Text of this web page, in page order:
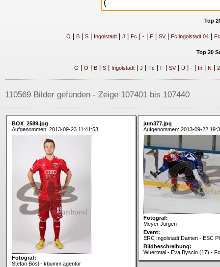
Top
O B| S| Ingolstadt| J Fc -| F| SV| Fc ingolstadt 04|
Top 20
G O B| S| Ingolstadt| J Fc F| SV| Ü| -| In| N 2
110569 Bilder gefunden - Zeige 107401 bis 107440
BOX_2589.jpg
Aufgenommen: 2013-09-23 11:41:53
Fotograf:
Stefan Bösl - kbumm.agentur
jum377.jpg
Aufgenommen: 2013-09-22
Fotograf:
Meyer Jürgen
Event:
ERC Ingolstadt Damen - ESC
Bildbeschreibung:
Wuermtal - Eva Byscio (17) -